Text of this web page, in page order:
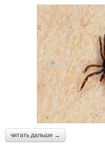
читать дальше →